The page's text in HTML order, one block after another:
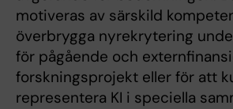
motiveras av särskild
överbrygga nyrekrytering
för pågående och
forskningsprojekt eller för att
representera KI i speciella